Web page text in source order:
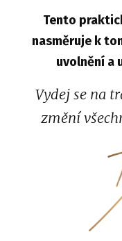
Tento
nasměruje k
uvolnění a
Vydej se na
změní